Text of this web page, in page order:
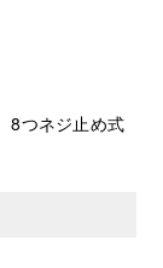
8つネジ止め式